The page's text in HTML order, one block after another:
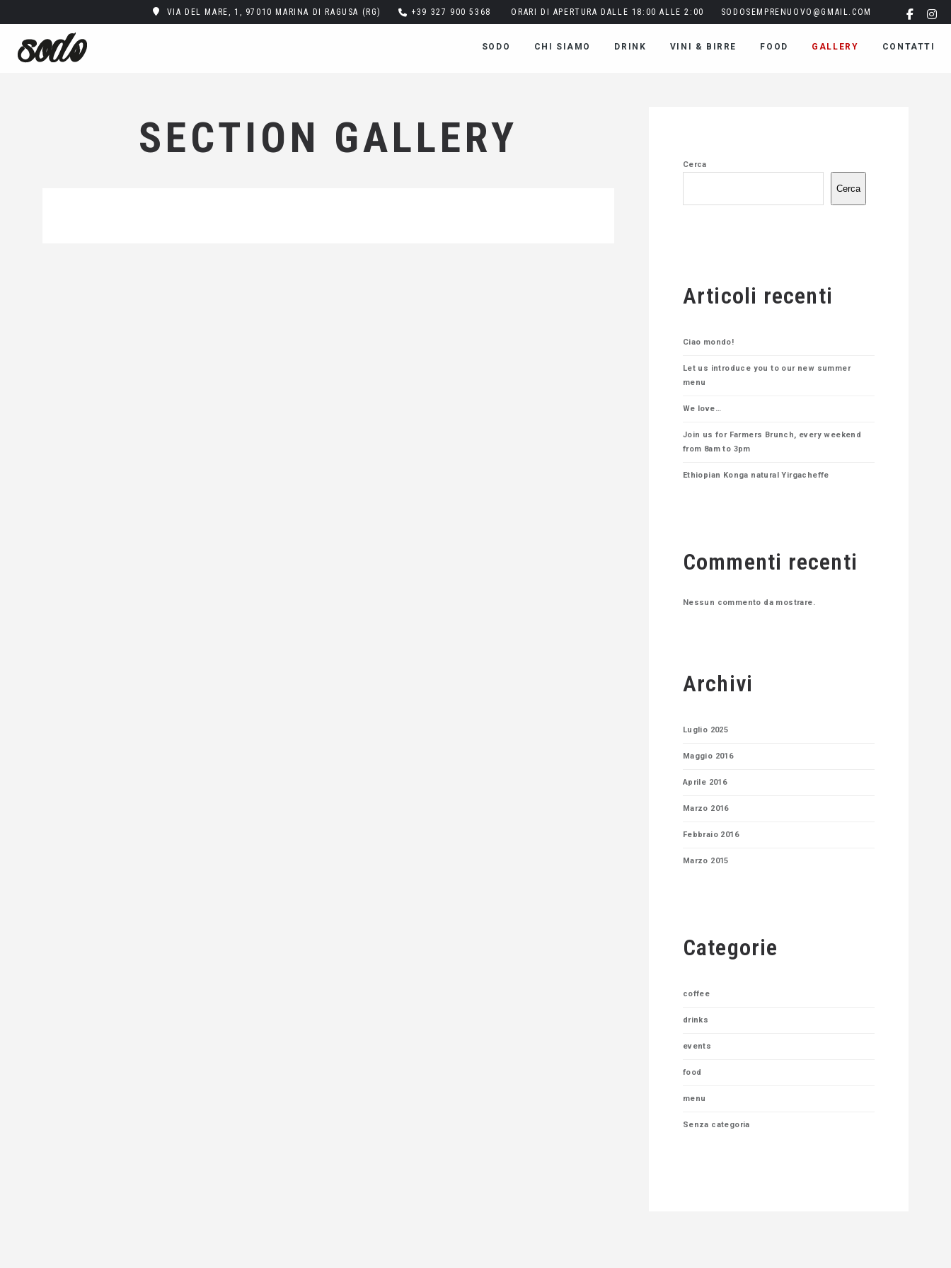
VIA DEL MARE, 1, 97010 MARINA DI RAGUSA (RG) +39 327 900 5368 ORARI DI APERTURA DALLE 18:00 ALLE 2:00 SODOSEMPRENUOVO@GMAIL.COM
SODO CHI SIAMO DRINK VINI & BIRRE FOOD GALLERY CONTATTI
SECTION GALLERY
Cerca
Cerca
Articoli recenti
Ciao mondo!
Let us introduce you to our new summer
menu
We love…
Join us for Farmers Brunch, every weekend
from 8am to 3pm
Ethiopian Konga natural Yirgacheffe
Commenti recenti
Nessun commento da mostrare.
Archivi
Luglio 2025
Maggio 2016
Aprile 2016
Marzo 2016
Febbraio 2016
Marzo 2015
Categorie
coffee
drinks
events
food
menu
Senza categoria